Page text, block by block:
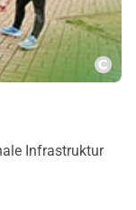
Infrastruktur